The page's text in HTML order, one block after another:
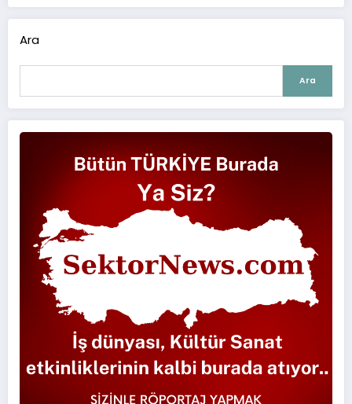
Ara
Ara